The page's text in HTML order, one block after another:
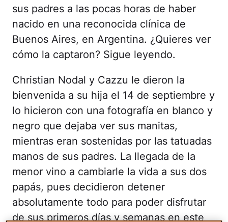
sus padres a las pocas horas de haber
nacido en una reconocida clínica de
Buenos Aires, en Argentina. ¿Quieres ver
cómo la captaron? Sigue leyendo.
Christian Nodal y Cazzu le dieron la
bienvenida a su hija el 14 de septiembre y
lo hicieron con una fotografía en blanco y
negro que dejaba ver sus manitas,
mientras eran sostenidas por las tatuadas
manos de sus padres. La llegada de la
menor vino a cambiarle la vida a sus dos
papás, pues decidieron detener
absolutamente todo para poder disfrutar
de sus primeros días y semanas en este